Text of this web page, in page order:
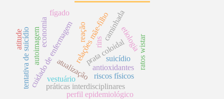
cuidado de enfermagem prata coloidaletiologia
atualização antioxidantes
relações mãe-filho
riscos físicos
autoimagem rins
suicídio
vestuário
práticas interdisciplinares
economia
tentativa de suicídio
fígado
perfil epidemiológico
reação
ratos wistar
atitude caminhada